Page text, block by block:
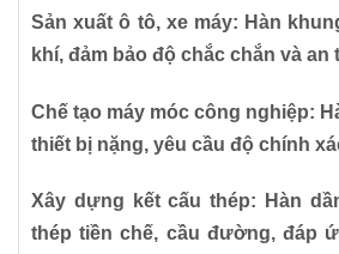
Sản xuất ô tô, xe máy: Hàn
khí, đảm bảo độ chắc chắn và an
Chế tạo máy móc công nghiệp:
thiết bị nặng, yêu cầu độ chính
Xây dựng kết cấu thép:
Hàn
thép tiền chế, cầu đường, đáp